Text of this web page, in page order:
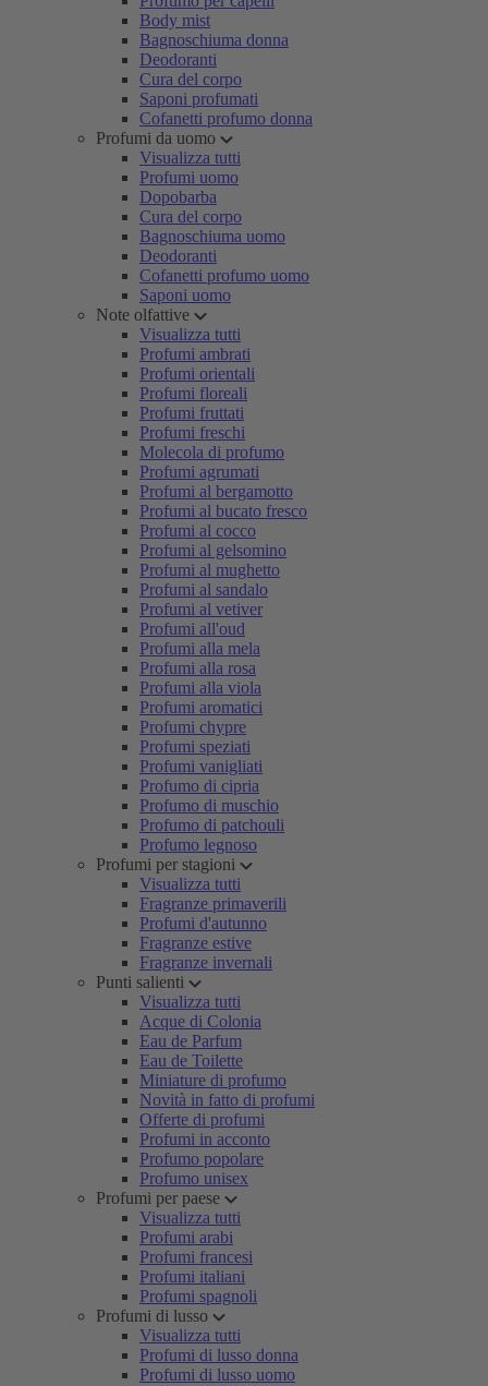
Body mist
Bagnoschiuma donna
Deodoranti
Cura del corpo
Saponi profumati
Cofanetti profumo donna
Profumi da uomo
Visualizza tutti
Profumi uomo
Dopobarba
Cura del corpo
Bagnoschiuma uomo
Deodoranti
Cofanetti profumo uomo
Saponi uomo
Note olfattive
Visualizza tutti
Profumi ambrati
Profumi orientali
Profumi floreali
Profumi fruttati
Profumi freschi
Molecola di profumo
Profumi agrumati
Profumi al bergamotto
Profumi al bucato fresco
Profumi al cocco
Profumi al gelsomino
Profumi al mughetto
Profumi al sandalo
Profumi al vetiver
Profumi all'oud
Profumi alla mela
Profumi alla rosa
Profumi alla viola
Profumi aromatici
Profumi chypre
Profumi speziati
Profumi vanigliati
Profumo di cipria
Profumo di muschio
Profumo di patchouli
Profumo legnoso
Profumi per stagioni
Visualizza tutti
Fragranze primaverili
Profumi d'autunno
Fragranze estive
Fragranze invernali
Punti salienti
Visualizza tutti
Acque di Colonia
Eau de Parfum
Eau de Toilette
Miniature di profumo
Novità in fatto di profumi
Offerte di profumi
Profumi in acconto
Profumo popolare
Profumo unisex
Profumi per paese
Visualizza tutti
Profumi arabi
Profumi francesi
Profumi italiani
Profumi spagnoli
Profumi di lusso
Visualizza tutti
Profumi di lusso donna
Profumi di lusso uomo